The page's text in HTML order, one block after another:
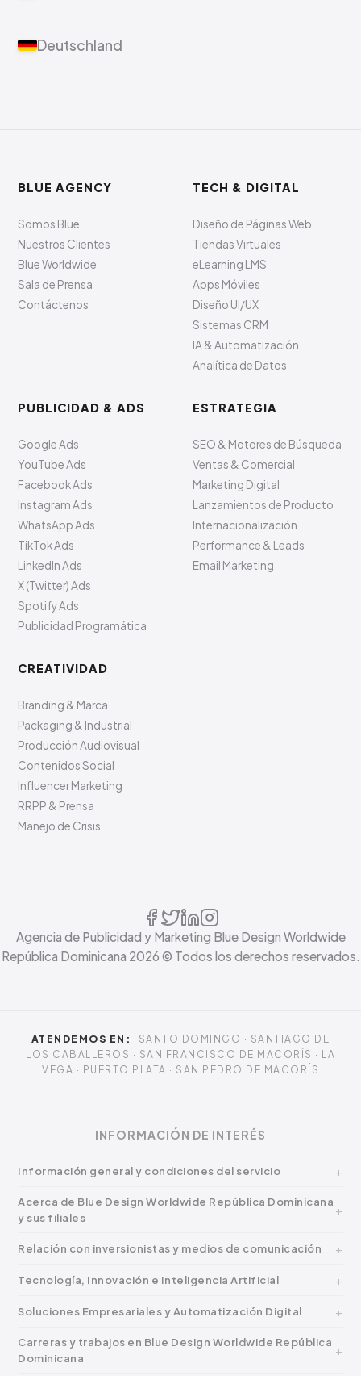
Deutschland
BLUE AGENCY
Somos Blue
Nuestros Clientes
Blue Worldwide
Sala de Prensa
Contáctenos
TECH & DIGITAL
Diseño de Páginas Web
Tiendas Virtuales
eLearning LMS
Apps Móviles
Diseño UI/UX
Sistemas CRM
IA & Automatización
Analítica de Datos
PUBLICIDAD & ADS
Google Ads
YouTube Ads
Facebook Ads
Instagram Ads
WhatsApp Ads
TikTok Ads
LinkedIn Ads
X (Twitter) Ads
Spotify Ads
Publicidad Programática
ESTRATEGIA
SEO & Motores de Búsqueda
Ventas & Comercial
Marketing Digital
Lanzamientos de Producto
Internacionalización
Performance & Leads
Email Marketing
CREATIVIDAD
Branding & Marca
Packaging & Industrial
Producción Audiovisual
Contenidos Social
Influencer Marketing
RRPP & Prensa
Manejo de Crisis
Agencia de Publicidad y Marketing Blue Design Worldwide
República Dominicana 2026 © Todos los derechos reservados.
ATENDEMOS EN:
SANTO DOMINGO · SANTIAGO DE
LOS CABALLEROS · SAN FRANCISCO DE MACORÍS · LA
VEGA · PUERTO PLATA · SAN PEDRO DE MACORÍS
INFORMACIÓN DE INTERÉS
Información general y condiciones del servicio
Acerca de Blue Design Worldwide República Dominicana
y sus filiales
Relación con inversionistas y medios de comunicación
Tecnología, Innovación e Inteligencia Artificial
Soluciones Empresariales y Automatización Digital
Carreras y trabajos en Blue Design Worldwide República
Dominicana